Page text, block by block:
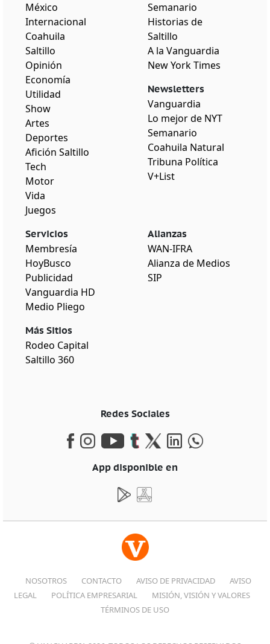
México
Internacional
Coahuila
Saltillo
Opinión
Economía
Utilidad
Show
Artes
Deportes
Afición Saltillo
Tech
Motor
Vida
Juegos
Semanario
Historias de
Saltillo
A la Vanguardia
New York Times
Newsletters
Vanguardia
Lo mejor de NYT
Semanario
Coahuila Natural
Tribuna Política
V+List
Servicios
Membresía
HoyBusco
Publicidad
Vanguardia HD
Medio Pliego
Más Sitios
Rodeo Capital
Saltillo 360
Alianzas
WAN-IFRA
Alianza de Medios
SIP
Redes Sociales
App disponible en
NOSOTROS CONTACTO AVISO DE PRIVACIDAD
AVISO
LEGAL
POLÍTICA EMPRESARIAL
MISIÓN, VISIÓN Y VALORES
TÉRMINOS DE USO